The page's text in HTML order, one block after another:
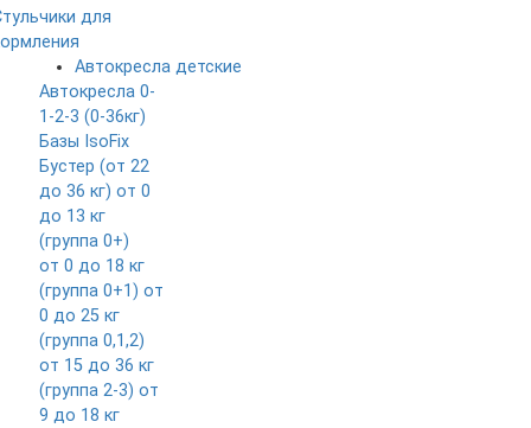
для
Автокресла детские
Автокресла 0-
1-2-3 (0-36кг)
Базы IsoFix
Бустер (от 22
до 36 кг) от 0
до 13 кг
(группа 0+)
от 0 до 18 кг
(группа 0+1) от
0 до 25 кг
(группа 0,1,2)
от 15 до 36 кг
(группа 2-3) от
9 до 18 кг